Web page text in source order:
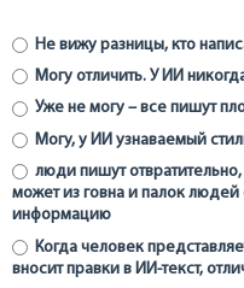
Не вижу разницы, кто
Могу отличить. У ИИ
Уже не могу – все пишут
Могу, у ИИ узнаваемый
люди пишут
может из говна и палок
информацию
Когда человек
вносит правки в ИИ-текст,